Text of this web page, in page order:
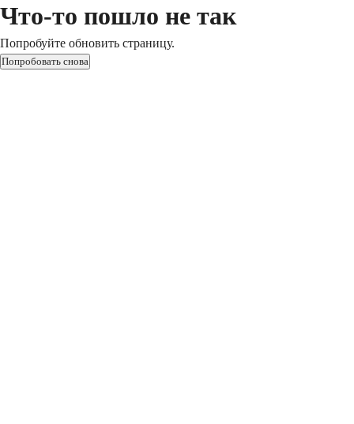
Что-то пошло не так
Попробуйте обновить страницу.
Попробовать снова